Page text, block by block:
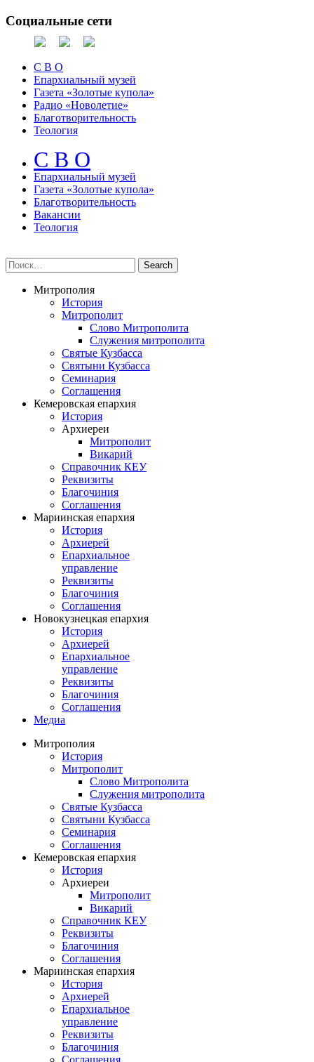
Социальные сети
С В О
Епархиальный музей
Газета «Золотые купола»
Радио «Новолетие»
Благотворительность
Теология
С В О
Епархиальный музeй
Газета «Золотые купола»
Благотворительность
Вакансии
Теология
Митрополия
История
Митрополит
Слово Митрополита
Служения митрополита
Святые Кузбасса
Святыни Кузбасса
Семинария
Соглашения
Кемеровская епархия
История
Архиереи
Митрополит
Викарий
Справочник КЕУ
Реквизиты
Благочиния
Соглашения
Мариинская епархия
История
Архиерей
Епархиальное
управление
Реквизиты
Благочиния
Соглашения
Новокузнецкая епархия
История
Архиерей
Епархиальное
управление
Реквизиты
Благочиния
Соглашения
Медиа
Митрополия
История
Митрополит
Слово Митрополита
Служения митрополита
Святые Кузбасса
Святыни Кузбасса
Семинария
Соглашения
Кемеровская епархия
История
Архиереи
Митрополит
Викарий
Справочник КЕУ
Реквизиты
Благочиния
Соглашения
Мариинская епархия
История
Архиерей
Епархиальное
управление
Реквизиты
Благочиния